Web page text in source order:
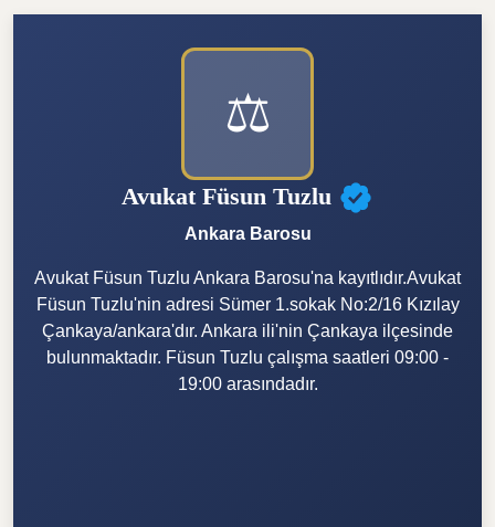
⚖️
Avukat Füsun Tuzlu
Ankara Barosu
Avukat Füsun Tuzlu Ankara Barosu'na kayıtlıdır.Avukat
Füsun Tuzlu'nin adresi Sümer 1.sokak No:2/16 Kızılay
Çankaya/ankara'dır. Ankara ili'nin Çankaya ilçesinde
bulunmaktadır. Füsun Tuzlu çalışma saatleri 09:00 -
19:00 arasındadır.